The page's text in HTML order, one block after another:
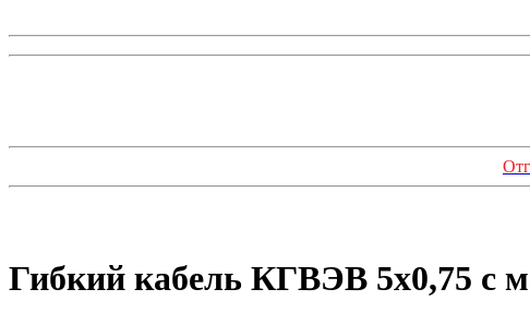
Гибкий кабель КГВЭВ 5х0,75 с